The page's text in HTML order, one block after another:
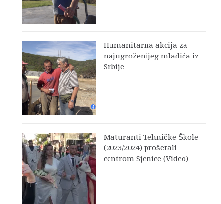
Humanitarna akcija za
najugroženijeg mladića iz
Srbije
Maturanti Tehničke Škole
(2023/2024) prošetali
centrom Sjenice (Video)